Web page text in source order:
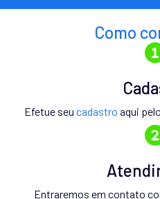
Como
Efetue seu cadastro aqui
Entraremos em contato